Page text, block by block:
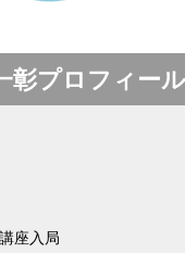
彰プロフィール
座入局